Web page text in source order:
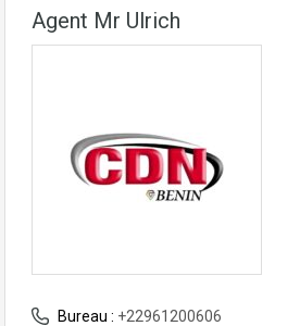
Agent Mr Ulrich
Bureau : +22961200606